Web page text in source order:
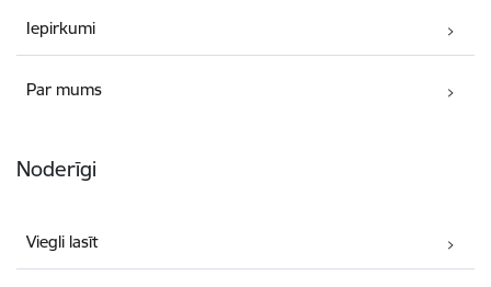
Iepirkumi
Par mums
Noderīgi
Viegli lasīt